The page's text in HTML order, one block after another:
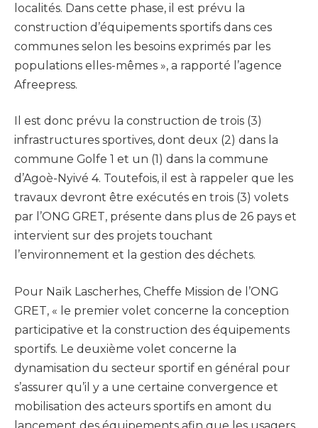
localités. Dans cette phase, il est prévu la
construction d’équipements sportifs dans ces
communes selon les besoins exprimés par les
populations elles-mêmes », a rapporté l’agence
Afreepress.
Il est donc prévu la construction de trois (3)
infrastructures sportives, dont deux (2) dans la
commune Golfe 1 et un (1) dans la commune
d’Agoè-Nyivé 4. Toutefois, il est à rappeler que les
travaux devront être exécutés en trois (3) volets
par l’ONG GRET, présente dans plus de 26 pays et
intervient sur des projets touchant
l’environnement et la gestion des déchets.
Pour Naïk Lascherhes, Cheffe Mission de l’ONG
GRET, « le premier volet concerne la conception
participative et la construction des équipements
sportifs. Le deuxième volet concerne la
dynamisation du secteur sportif en général pour
s’assurer qu’il y a une certaine convergence et
mobilisation des acteurs sportifs en amont du